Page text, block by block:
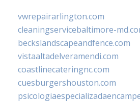
vwrepairarlington.com
cleaningservicebaltimore-
beckslandscapeandfence.com
vistaaltadelveramendi.com
coastlinecateringnc.com
cuesburgershouston.com